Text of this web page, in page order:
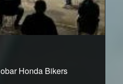
Honda Bikers